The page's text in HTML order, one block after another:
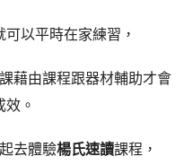
以平時在家練習，
藉由課程跟器材輔助才會
效。
去體驗楊氏速讀課程，